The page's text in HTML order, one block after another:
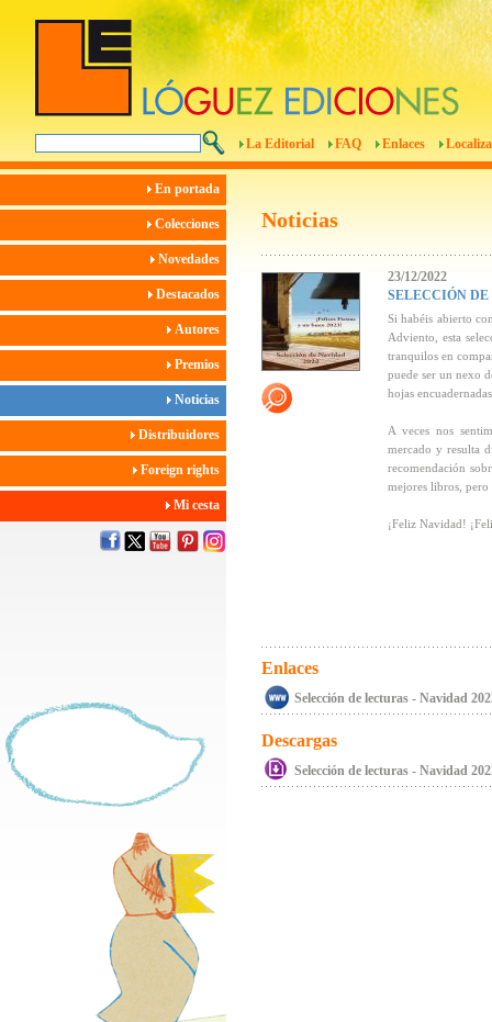
La Editorial FAQ Enlaces
En portada
Colecciones
Novedades
Destacados
Autores
Premios
Noticias
Distribuidores
Foreign rights
Mi cesta
Noticias
23/12/2022
SELECCIÓN
Si habéis abierto
Adviento, esta
tranquilos en
puede ser un nexo
hojas
A veces nos
mercado y resulta
recomendación
mejores libros, pero
¡Feliz Navidad!
Enlaces
Selección de lecturas - Navidad
Descargas
Selección de lecturas - Navidad